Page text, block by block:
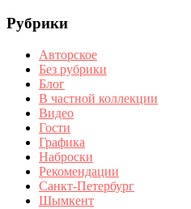
Рубрики
Авторское
Без рубрики
Блог
В частной коллекции
Видео
Гости
Графика
Наброски
Рекомендации
Санкт-Петербург
Шымкент